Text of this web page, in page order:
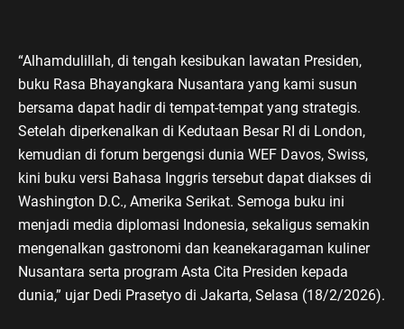
“Alhamdulillah, di tengah kesibukan lawatan Presiden,
buku Rasa Bhayangkara Nusantara yang kami susun
bersama dapat hadir di tempat-tempat yang strategis.
Setelah diperkenalkan di Kedutaan Besar RI di London,
kemudian di forum bergengsi dunia WEF Davos, Swiss,
kini buku versi Bahasa Inggris tersebut dapat diakses di
Washington D.C., Amerika Serikat. Semoga buku ini
menjadi media diplomasi Indonesia, sekaligus semakin
mengenalkan gastronomi dan keanekaragaman kuliner
Nusantara serta program Asta Cita Presiden kepada
dunia,” ujar Dedi Prasetyo di Jakarta, Selasa (18/2/2026).